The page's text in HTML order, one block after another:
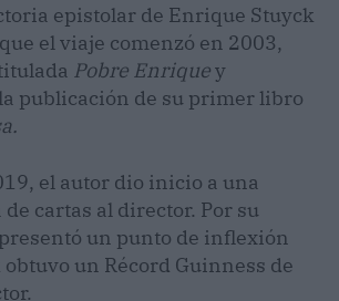
epistolar de Enrique Stuyck
el viaje comenzó en 2003,
Pobre Enriquey
publicación de su primer libro
el autor dio inicio a una
de cartas al director. Por su
un punto de inflexión
un Récord Guinness de